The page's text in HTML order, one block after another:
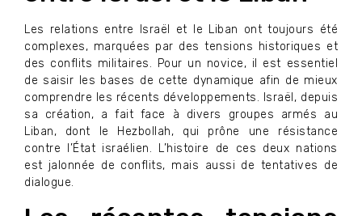
Les relations entre Israël et le Liban ont toujours été
complexes, marquées par des tensions historiques et
des conflits militaires. Pour un novice, il est essentiel
de saisir les bases de cette dynamique afin de mieux
comprendre les récents développements. Israël, depuis
sa création, a fait face à divers groupes armés au
Liban, dont le Hezbollah, qui prône une résistance
contre l’État israélien. L’histoire de ces deux nations
est jalonnée de conflits, mais aussi de tentatives de
dialogue.